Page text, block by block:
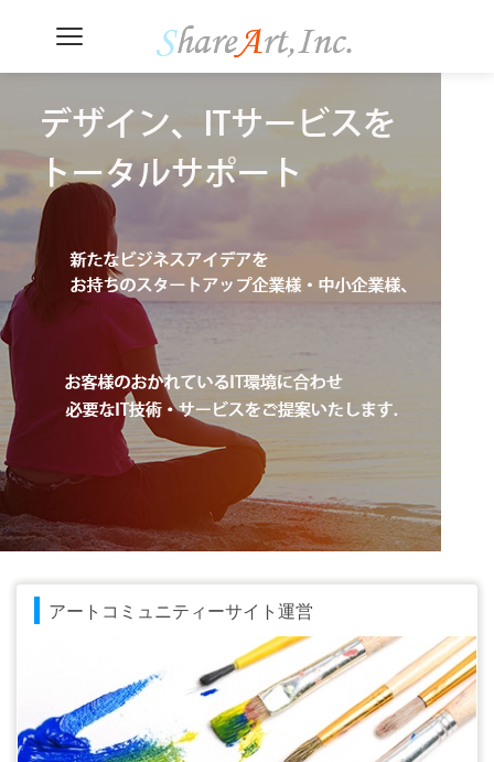
アートコミュニティーサイト運営